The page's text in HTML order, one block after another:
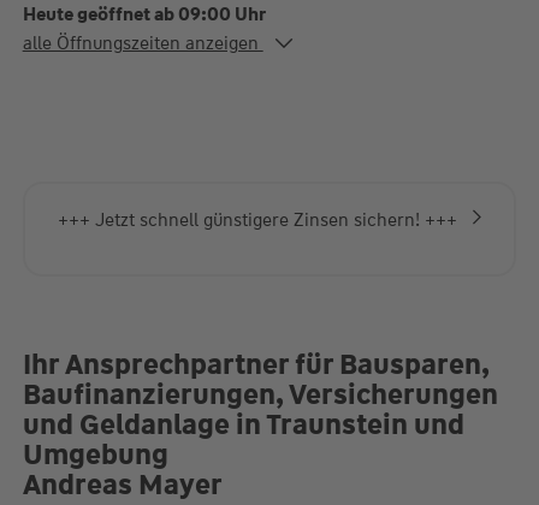
Heute geöffnet ab 09:00 Uhr
Alle Öffnungszeiten
alle Öffnungszeiten anzeigen
+++ Jetzt schnell günstigere Zinsen sichern! +++
Ihr Ansprechpartner für Bausparen,
Baufinanzierungen, Versicherungen
und Geldanlage in Traunstein und
Umgebung
Andreas Mayer